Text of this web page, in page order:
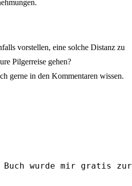
vorstellen, eine solche Distanz zu
Pilgerreise gehen?
gerne in den Kommentaren wissen.
Buch wurde mir gratis